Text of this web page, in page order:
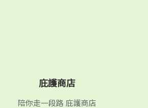
庇護商店
陪你走一段路 庇護商店